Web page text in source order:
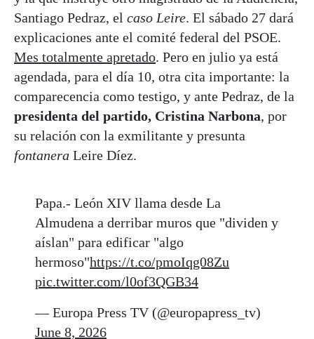
Santiago Pedraz, el caso Leire. El sábado 27 dará
explicaciones ante el comité federal del PSOE.
Mes totalmente apretado. Pero en julio ya está
agendada, para el día 10, otra cita importante: la
comparecencia como testigo, y ante Pedraz, de la
presidenta del partido, Cristina Narbona, por
su relación con la exmilitante y presunta
fontanera Leire Díez.
Papa.- León XIV llama desde La
Almudena a derribar muros que "dividen y
aíslan" para edificar "algo
hermoso"https://t.co/pmoIqg08Zu
pic.twitter.com/l0of3QGB34
— Europa Press TV (@europapress_tv)
June 8, 2026